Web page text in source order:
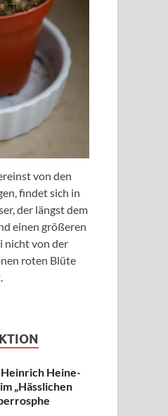
von den
findet sich in
der längst dem
einen größeren
nicht von der
roten Blüte
Heine-
„Hässlichen